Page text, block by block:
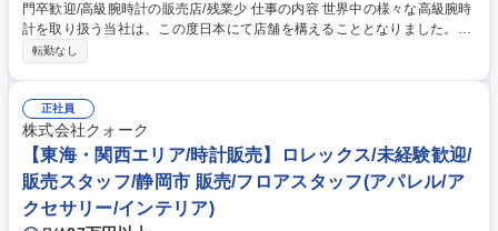
門卒歓迎/高級腕時計の販売店/残業少 仕事の内容 世界中の様々な高級腕時
計を取り扱う当社は、この度日本にて店舗を構えることとなりました。ご
購入者のアフターサービスを充実させるべく新規に修理部門を設立する
社業務全般 ■ケース研磨・ブレスレット研磨・鏡面仕上げ・ヘアライン仕
上げ等 【求める人物像】機械いじりが好きな方、スペシャリストとして技
能を高めたい方、時計が好きな方歓迎です！ ※建物の改変を伴う業務は含
まない 募集職種 【時計研磨スタッフ募集/中野】経験者・専門卒歓迎/高級
腕時計の販売店/残業少
転勤なし
正社員
株式会社クォーク
【東海・関西エリア/時計販売】ロレックス/未経験歓迎/
販売スタッフ/静岡市 販売/フロアスタッフ(アパレル/ア
クセサリー/インテリア)